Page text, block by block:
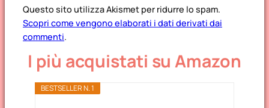
Questo sito utilizza Akismet per ridurre lo spam.
Scopri come vengono elaborati i dati derivati dai
commenti.
I più acquistati su Amazon
BESTSELLER N. 1